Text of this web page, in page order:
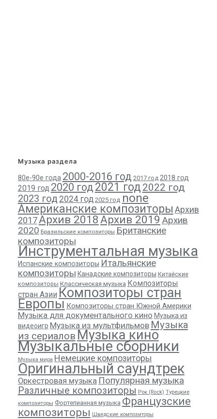
Музыка раздела
80е-90е года 2000-2016 год 2017 год 2018 год
2019 год 2020 год 2021 год 2022 год
2023 год 2024 год 2025 год none
Американские композиторы Архив
2017Архив 2018Архив 2019 Архив
2020 Бразильские композиторы Британские
композиторы
Инструментальная музыка
Испанские композиторы Итальянские
композиторы Канадские композиторы Китайские
композиторы Классическая музыка Композиторы
стран Азии Композиторы стран
Европы Композиторы стран Южной Америки
Музыка для документального кино Музыка из
видеоигр Музыка из мультфильмов Музыка
из сериалов Музыка кино
Музыкальные сборники
Музыка мира Немецкие композиторы
Оригинальный саундтрек
Оркестровая музыка Популярная музыка
Различные композиторы Рок (Rock) Турецкие
композиторы Фортепианная музыка Французские
композиторы Шведские композиторы